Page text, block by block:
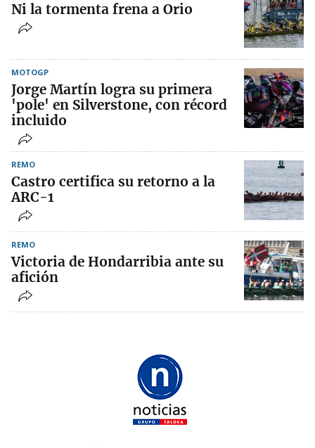
Ni la tormenta frena a Orio
MOTOGP
Jorge Martín logra su primera
'pole' en Silverstone, con récord
incluido
REMO
Castro certifica su retorno a la
ARC-1
REMO
Victoria de Hondarribia ante su
afición